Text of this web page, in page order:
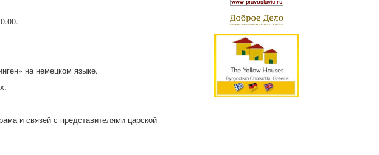
на немецком языке.
и связей с представителями царской